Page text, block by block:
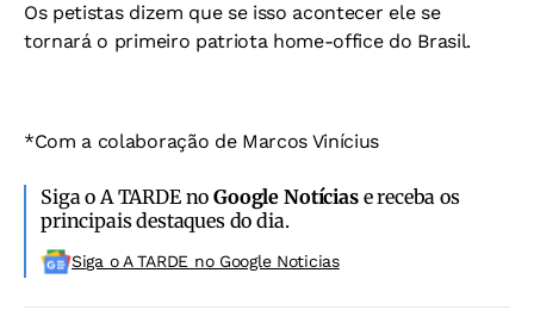
Os petistas dizem que se isso acontecer ele se
tornará o primeiro patriota home-office do Brasil.
*Com a colaboração de Marcos Vinícius
Siga o A TARDE noGoogle Notíciase receba os
principais destaques do dia.
Siga o A TARDE no Google Noticias